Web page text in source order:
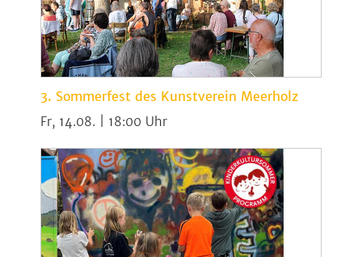
3. Sommerfest des Kunstverein Meerholz
Fr, 14.08. | 18:00